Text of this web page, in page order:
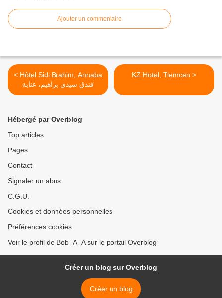
Ajouter un commentaire
< Hôtel Sidi Brahim, Annaba
فندق سيدي براهيم، عنابة
KZ Hotel, Tlemcen >
Hébergé par Overblog
Top articles
Pages
Contact
Signaler un abus
C.G.U.
Cookies et données personnelles
Préférences cookies
Voir le profil de Bob_A_A sur le portail Overblog
Créer un blog sur Overblog
Créer un blog